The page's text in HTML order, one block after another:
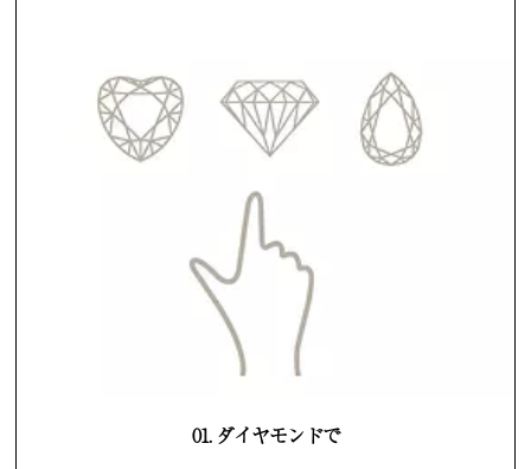
01. ダイヤモンドで